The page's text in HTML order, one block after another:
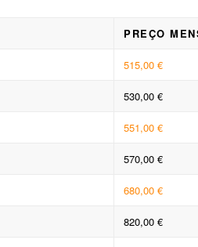
PREÇO
515,00 €
530,00 €
551,00 €
570,00 €
680,00 €
820,00 €